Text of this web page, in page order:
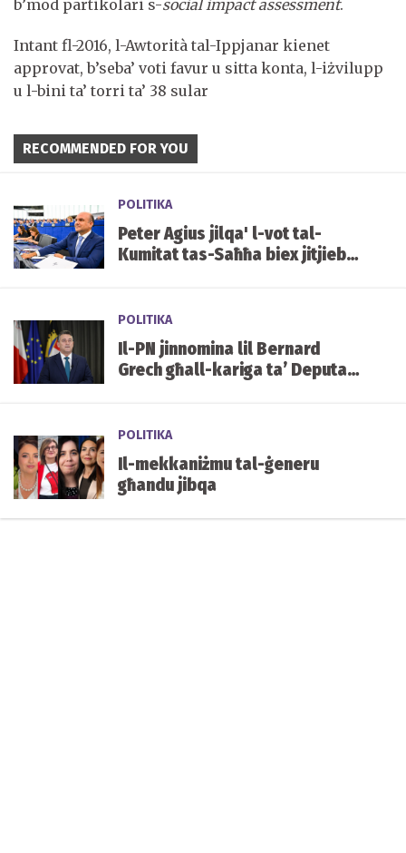
b’mod partikolari s-social impact assessment.
Intant fl-2016, l-Awtorità tal-Ippjanar kienet
approvat, b’seba’ voti favur u sitta konta, l-iżvilupp
u l-bini ta’ torri ta’ 38 sular
RECOMMENDED FOR YOU
POLITIKA
Peter Agius jilqa' l-vot tal-
Kumitat tas-Saħħa biex jitjiebu
POLITIKA
Il-PN jinnomina lil Bernard
Grech għall-kariga ta’ Deputat
POLITIKA
Il-mekkaniżmu tal-ġeneru
għandu jibqa